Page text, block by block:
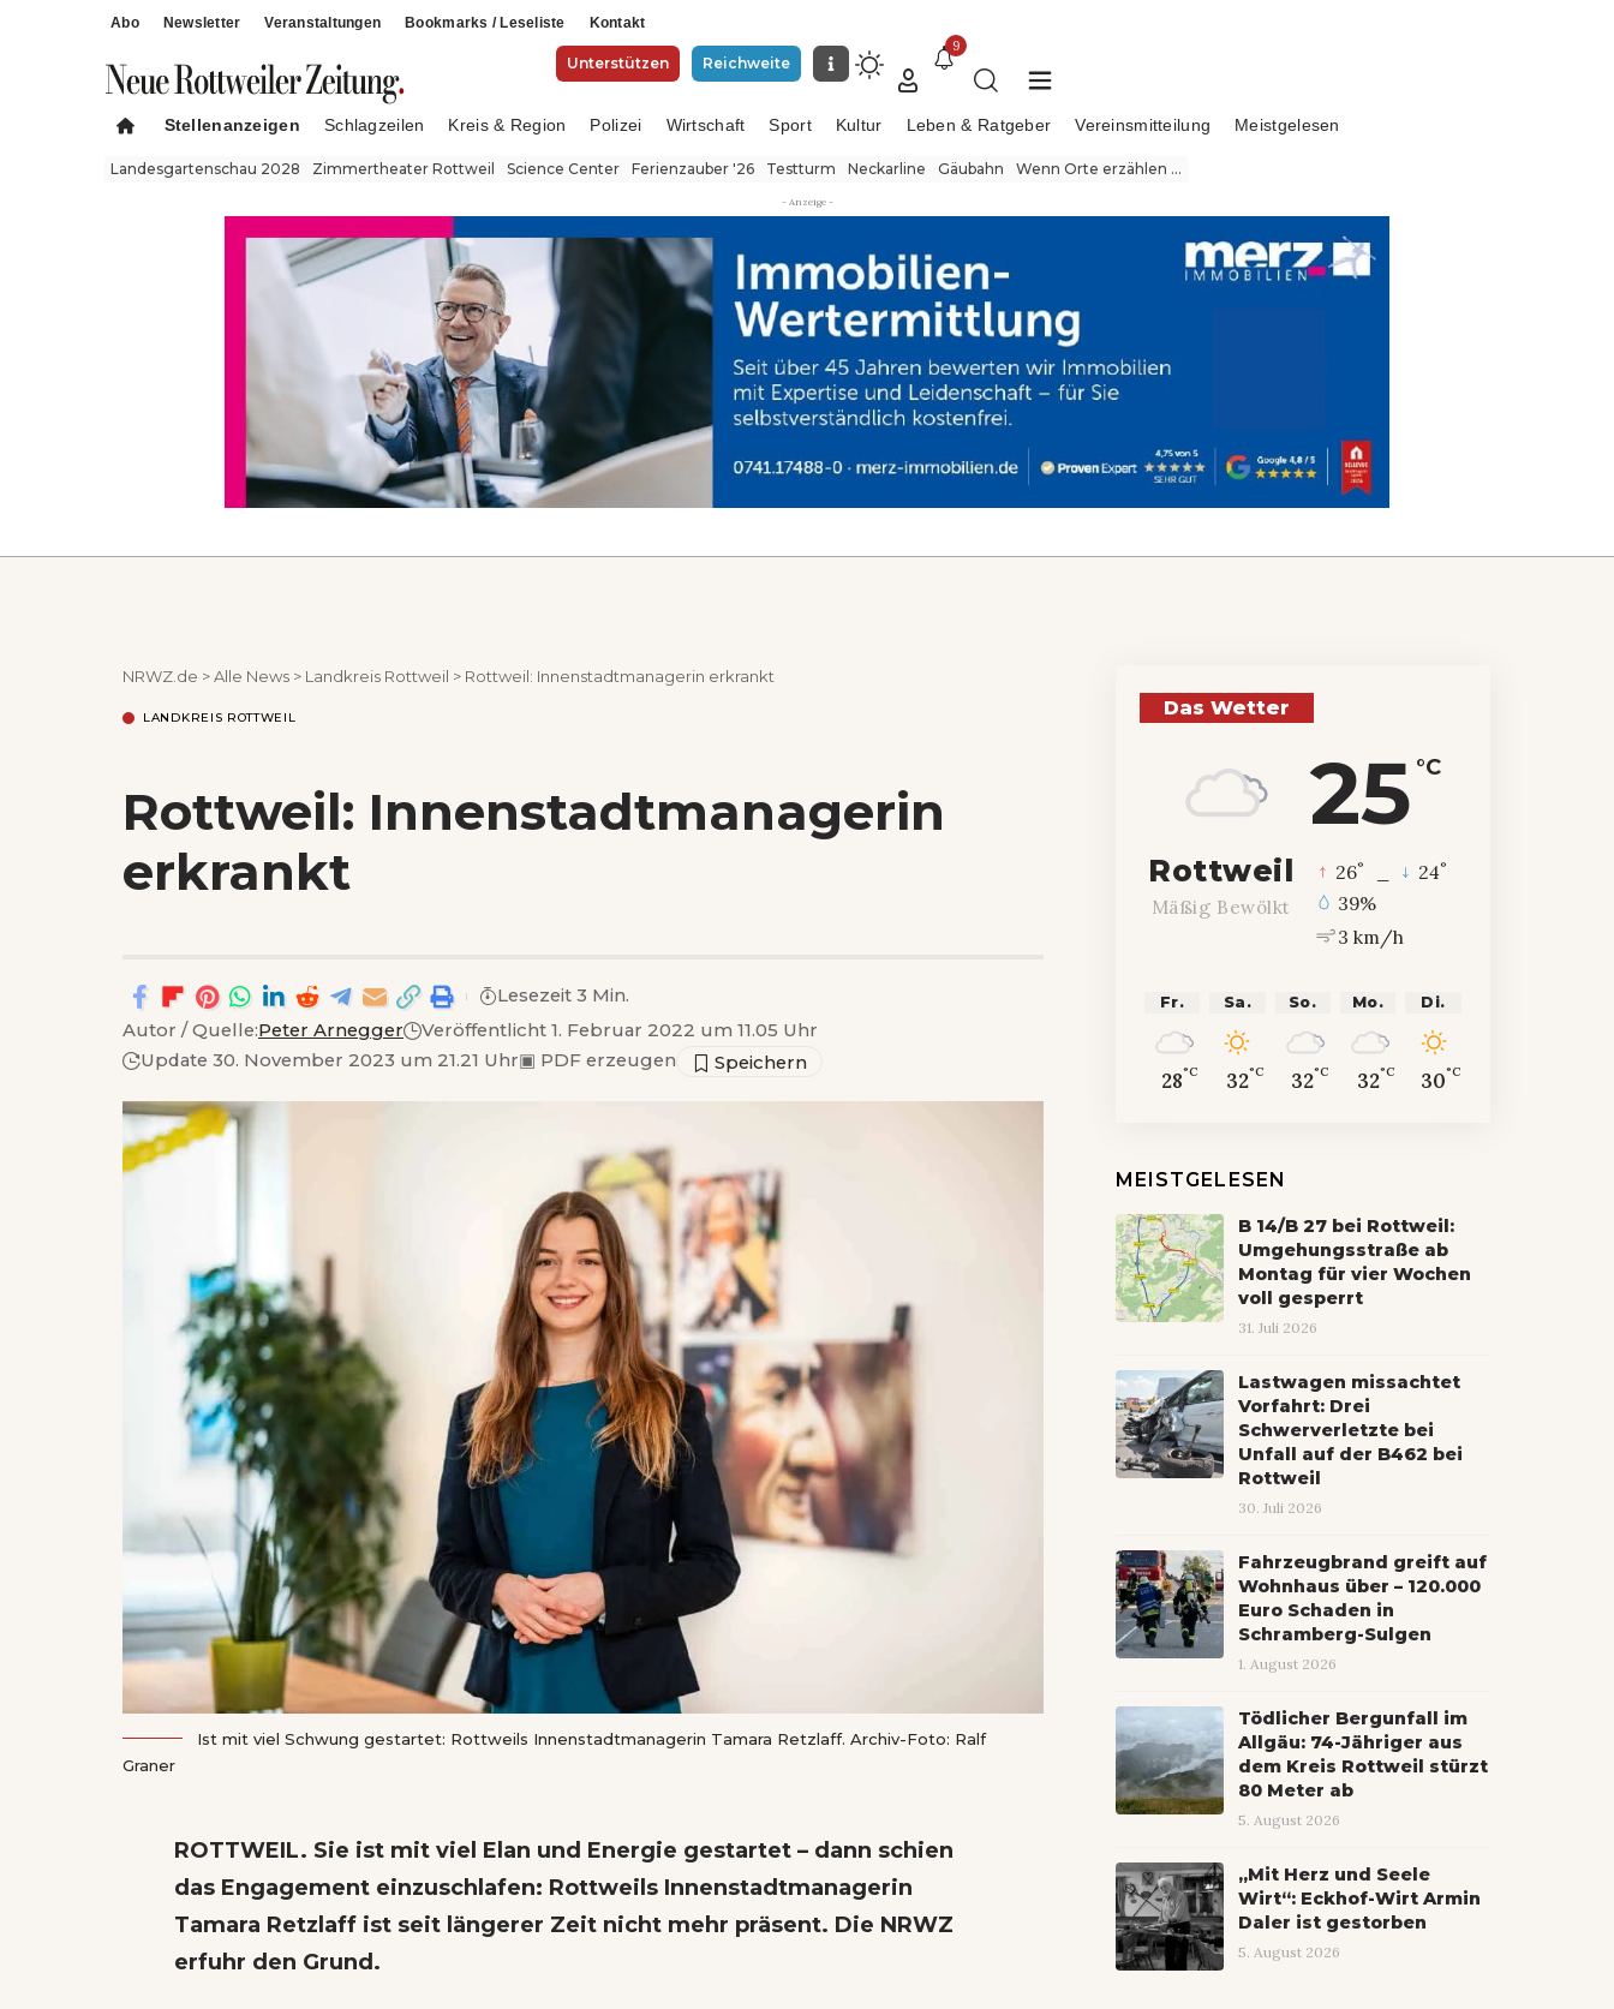
Abo Newsletter Veranstaltungen Bookmarks / Leseliste Kontakt
Unterstützen Reichweite
9
Stellenanzeigen Schlagzeilen Kreis & Region Polizei Wirtschaft Sport Kultur Leben & Ratgeber Vereinsmitteilung Meistgelesen
Landesgartenschau 2028 Zimmertheater Rottweil Science Center Ferienzauber '26 Testturm Neckarline Gäubahn Wenn Orte erzählen ...
- Anzeige -
NRWZ.de >Alle News > Landkreis Rottweil > Rottweil: Innenstadtmanagerin erkrankt
LANDKREIS ROTTWEIL
Rottweil: Innenstadtmanagerin
erkrankt
Autor / Quelle:Peter Arnegger
Veröffentlicht 1. Februar 2022 um 11.05 Uhr
Update 30. November 2023 um 21.21 Uhr▣ PDF erzeugen
Lesezeit 3 Min.
Ist mit viel Schwung gestartet: Rottweils Innenstadtmanagerin Tamara Retzlaff. Archiv-Foto: Ralf
Graner
ROTTWEIL. Sie ist mit viel Elan und Energie gestartet – dann schien
das Engagement einzuschlafen: Rottweils Innenstadtmanagerin
Tamara Retzlaff ist seit längerer Zeit nicht mehr präsent. Die NRWZ
erfuhr den Grund.
Das Wetter
25 °C
Rottweil
Mäßig Bewölkt
26° 24°
39%
3 km/h
Fr.
28°C
Sa.
32°C
So.
32°C
Mo.
32°C
Di.
30°C
MEISTGELESEN
B 14/B 27 bei Rottweil:
Umgehungsstraße ab
Montag für vier Wochen
voll gesperrt
31. Juli 2026
Lastwagen missachtet
Vorfahrt: Drei
Schwerverletzte bei
Unfall auf der B462 bei
Rottweil
30. Juli 2026
Fahrzeugbrand greift auf
Wohnhaus über – 120.000
Euro Schaden in
Schramberg-Sulgen
1. August 2026
Tödlicher Bergunfall im
Allgäu: 74-Jähriger aus
dem Kreis Rottweil stürzt
80 Meter ab
5. August 2026
„Mit Herz und Seele
Wirt“: Eckhof-Wirt Armin
Daler ist gestorben
5. August 2026